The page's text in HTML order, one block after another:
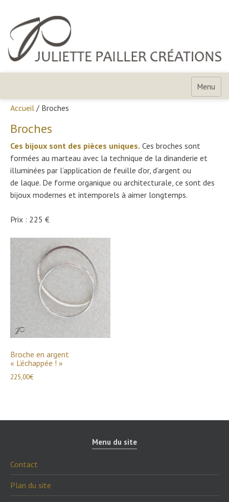
content
Juliette
Créations
Menu
Accueil / Broches
Broches
Ces bijoux sont des pièces uniques. Ces broches sont
formées au marteau avec la technique de la dinanderie et
illuminées par l’application de feuille d’or, d’argent ou
de laque. De forme organique ou architecturale, ce sont des
bijoux modernes et intemporels à aimer longtemps.
Prix : 225 €
Broche en argent
« L’échappée ! »
225,00€
Menu du site
Contact
Plan du site